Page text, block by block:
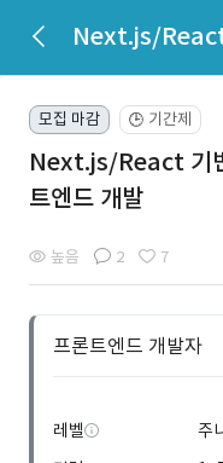
모집 마감 🕒 기간제
Next.js/React 기
트엔드 개발
높음 2 7
프론트엔드 개발자
레벨
주